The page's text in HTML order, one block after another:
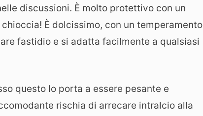
discussioni. È molto protettivo con un
È dolcissimo, con un temperamento
fastidio e si adatta facilmente a qualsiasi
questo lo porta a essere pesante e
rischia di arrecare intralcio alla